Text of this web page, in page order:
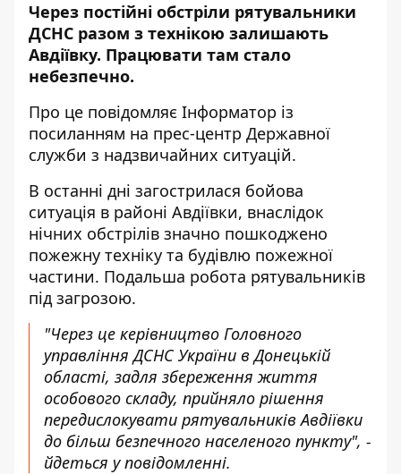
Через постійні обстріли рятувальники
ДСНС разом з технікою залишають
Авдіївку. Працювати там стало
небезпечно.
Про це повідомляє Інформатор із
посиланням на прес-центр Державної
служби з надзвичайних ситуацій.
В останні дні загострилася бойова
ситуація в районі Авдіївки, внаслідок
нічних обстрілів значно пошкоджено
пожежну техніку та будівлю пожежної
частини. Подальша робота рятувальників
під загрозою.
"Через це керівництво Головного
управління ДСНС України в Донецькій
області, задля збереження життя
особового складу, прийняло рішення
передислокувати рятувальників Авдіївки
до більш безпечного населеного пункту", -
йдеться у повідомленні.